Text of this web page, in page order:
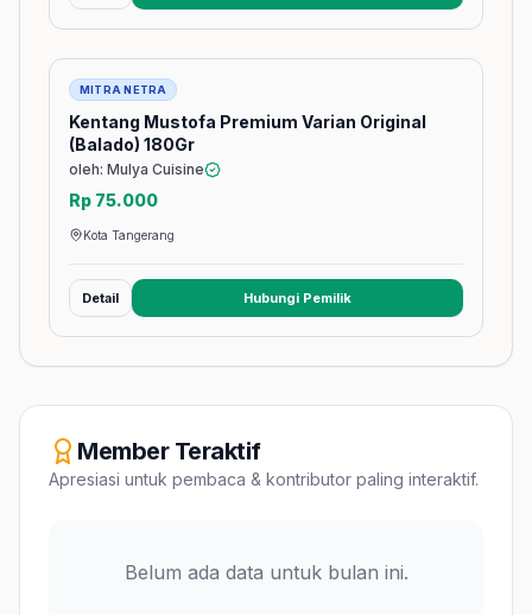
Barang
MITRA NETRA
Kentang Mustofa Premium Varian Original
(Balado) 180Gr
oleh: Mulya Cuisine
Rp 75.000
Kota Tangerang
Detail Hubungi Pemilik(membuka tab baru)
Member Teraktif
Apresiasi untuk pembaca & kontributor paling interaktif.
Belum ada data untuk bulan ini.